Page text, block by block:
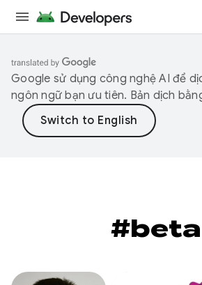
Google sử dụng công nghệ AI để
ngôn ngữ bạn ưu tiên. Bản dịch
#beta